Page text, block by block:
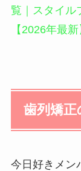
覧｜スタイル
【2026年最新
歯列矯
今日好きメン